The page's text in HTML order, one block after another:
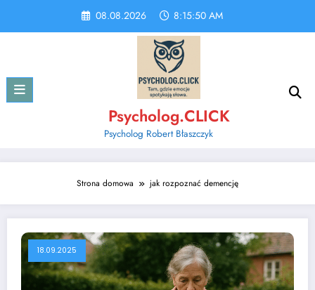
content
08.08.2026 8:15:51 AM
Psycholog.CLICK
Psycholog Robert Błaszczyk
Strona domowa jak rozpoznać demencję
18.09.2025